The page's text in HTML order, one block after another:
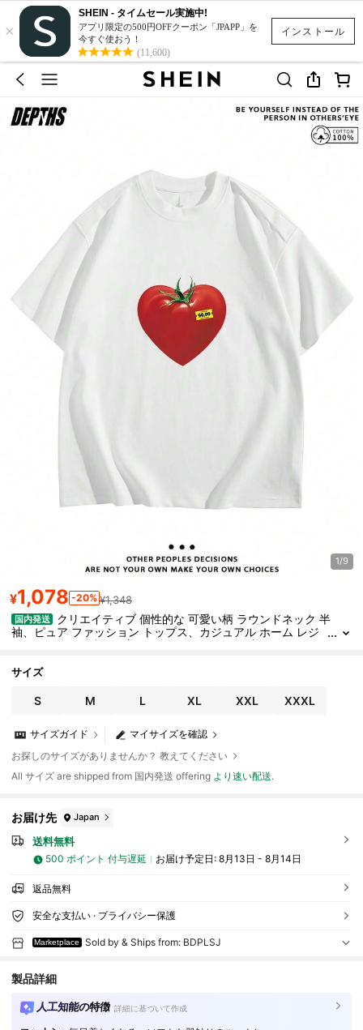
インストール
×
SHEIN - タイムセール実施中!
アプリ限定の500円OFFクーポン「JPAPP」を
今すぐ使おう！
(11,600)
1/9
¥1,078 -20% ¥1,348
国内発送
クリエイティブ 個性的な 可愛い柄 ラウンドネック 半
袖、ピュア ファッション トップス、カジュアル ホーム レジ
ャーシャツ、外出にも着用可能、インドアにも着用可能
サイズ
S M L XL XXL XXXL
マイサイズを確認
サイズガイド
お探しのサイズがありませんか？ 教えてください
All サイズ are shipped from 国内発送 offering より速い配送.
お届け先 Japan
送料無料
500 ポイント 付与遅延 お届け予定日: 8月13日 - 8月14日
返品無料
安全な支払い · プライバシー保護
Marketplace Sold by & Ships from: BDPLSJ
製品詳細
人工知能の特徴 詳細に基づいて作成